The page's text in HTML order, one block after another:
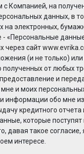
Компанией, на
данных, в
на электронных,
- «Персональные
через сайт
(и не только)
полученных от любых
и
и моих
информации обо мне
кредитного отчета
которые
давая такое согласие,
интересе.